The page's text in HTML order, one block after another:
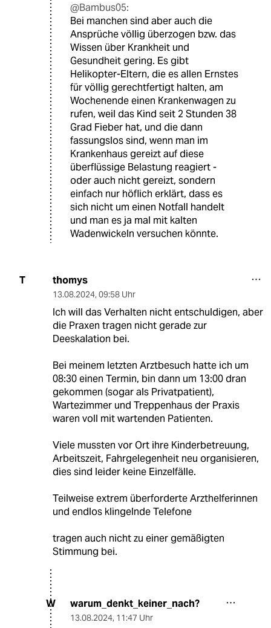
@Bambus05:
Bei manchen sind aber auch die
Ansprüche völlig überzogen bzw. das
Wissen über Krankheit und
Gesundheit gering. Es gibt
Helikopter-Eltern, die es allen Ernstes
für völlig gerechtfertigt halten, am
Wochenende einen Krankenwagen zu
rufen, weil das Kind seit 2 Stunden 38
Grad Fieber hat, und die dann
fassungslos sind, wenn man im
Krankenhaus gereizt auf diese
überflüssige Belastung reagiert -
oder auch nicht gereizt, sondern
einfach nur höflich erklärt, dass es
sich nicht um einen Notfall handelt
und man es ja mal mit kalten
Wadenwickeln versuchen könnte.
T thomys
13.08.2024, 09:58 Uhr
Ich will das Verhalten nicht entschuldigen, aber
die Praxen tragen nicht gerade zur
Deeskalation bei.
Bei meinem letzten Arztbesuch hatte ich um
08:30 einen Termin, bin dann um 13:00 dran
gekommen (sogar als Privatpatient),
Wartezimmer und Treppenhaus der Praxis
waren voll mit wartenden Patienten.
Viele mussten vor Ort ihre Kinderbetreuung,
Arbeitszeit, Fahrgelegenheit neu organisieren,
dies sind leider keine Einzelfälle.
Teilweise extrem überforderte Arzthelferinnen
und endlos klingelnde Telefone
tragen auch nicht zu einer gemäßigten
Stimmung bei.
W warum_denkt_keiner_nach?
13.08.2024, 11:47 Uhr